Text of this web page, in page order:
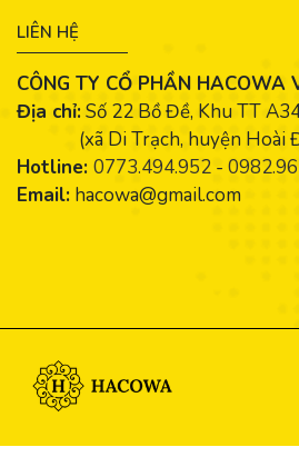
LIÊN HỆ
CÔNG TY CỔ PHẦN HACOWA
Địa chỉ:Số 22 Bồ Đề, Khu TT
(xã Di Trạch, huyện Hoài
Hotline: 0773.494.952 -
Email: hacowa@gmail.com